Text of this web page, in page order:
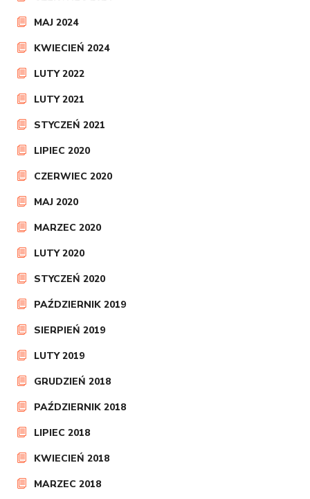
MAJ 2024
KWIECIEŃ 2024
LUTY 2022
LUTY 2021
STYCZEŃ 2021
LIPIEC 2020
CZERWIEC 2020
MAJ 2020
MARZEC 2020
LUTY 2020
STYCZEŃ 2020
PAŹDZIERNIK 2019
SIERPIEŃ 2019
LUTY 2019
GRUDZIEŃ 2018
PAŹDZIERNIK 2018
LIPIEC 2018
KWIECIEŃ 2018
MARZEC 2018